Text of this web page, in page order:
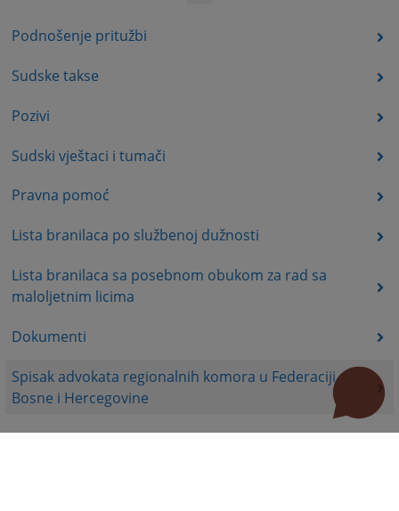
Podnošenje pritužbi
Sudske takse
Pozivi
Sudski vještaci i tumači
Pravna pomoć
Lista branilaca po službenoj dužnosti
Lista branilaca sa posebnom obukom za rad sa
maloljetnim licima
Dokumenti
Spisak advokata regionalnih komora u Federaciji
Bosne i Hercegovine